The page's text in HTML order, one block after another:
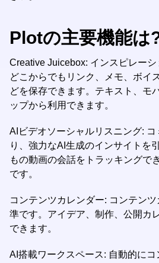
Plotの主要機能は
Creative Juicebox: インスピレーシ
どこからでもリンク、メモ、ボイ
どを保存できます。テキスト、モ
ップから利用できます。
AIビデオソーシャルリスニング:
り、強力なAI生成のインサイトを
もの動画の会話をトラッキングで
です。
コンテンツカレンダー: コンテン
準です。アイデア、制作、公開カ
できます。
AI搭載ワークスペース: 自動的に